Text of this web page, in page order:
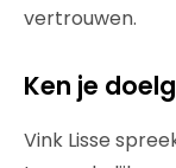
vertrouwen.
Ken je
Vink Lisse